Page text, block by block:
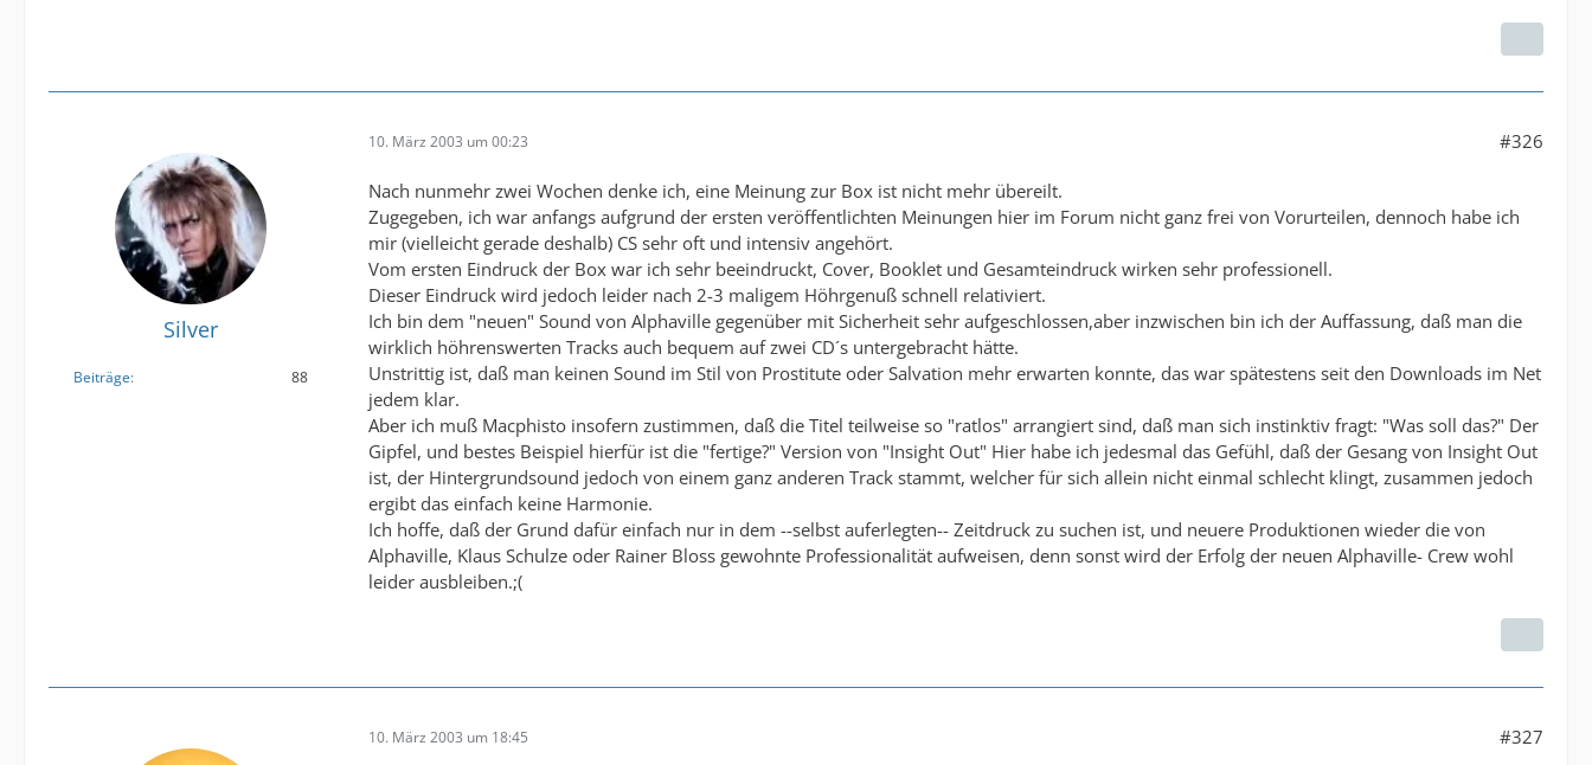
Silver
Beiträge 88
10. März 2003 um 00:23 #326
Nach nunmehr zwei Wochen denke ich, eine Meinung zur Box ist nicht mehr übereilt.
Zugegeben, ich war anfangs aufgrund der ersten veröffentlichten Meinungen hier im Forum nicht ganz frei von Vorurteilen, dennoch habe ich
mir (vielleicht gerade deshalb) CS sehr oft und intensiv angehört.
Vom ersten Eindruck der Box war ich sehr beeindruckt, Cover, Booklet und Gesamteindruck wirken sehr professionell.
Dieser Eindruck wird jedoch leider nach 2-3 maligem Höhrgenuß schnell relativiert.
Ich bin dem "neuen" Sound von Alphaville gegenüber mit Sicherheit sehr aufgeschlossen,aber inzwischen bin ich der Auffassung, daß man die
wirklich höhrenswerten Tracks auch bequem auf zwei CD´s untergebracht hätte.
Unstrittig ist, daß man keinen Sound im Stil von Prostitute oder Salvation mehr erwarten konnte, das war spätestens seit den Downloads im Net
jedem klar.
Aber ich muß Macphisto insofern zustimmen, daß die Titel teilweise so "ratlos" arrangiert sind, daß man sich instinktiv fragt: "Was soll das?" Der
Gipfel, und bestes Beispiel hierfür ist die "fertige?" Version von "Insight Out" Hier habe ich jedesmal das Gefühl, daß der Gesang von Insight Out
ist, der Hintergrundsound jedoch von einem ganz anderen Track stammt, welcher für sich allein nicht einmal schlecht klingt, zusammen jedoch
ergibt das einfach keine Harmonie.
Ich hoffe, daß der Grund dafür einfach nur in dem --selbst auferlegten-- Zeitdruck zu suchen ist, und neuere Produktionen wieder die von
Alphaville, Klaus Schulze oder Rainer Bloss gewohnte Professionalität aufweisen, denn sonst wird der Erfolg der neuen Alphaville- Crew wohl
leider ausbleiben.;(
10. März 2003 um 18:45 #327